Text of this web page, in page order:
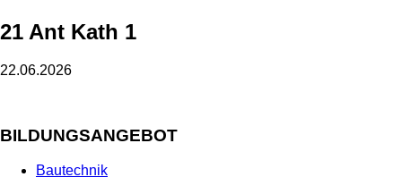
21 Ant Kath 1
22.06.2026
BILDUNGSANGEBOT
Bautechnik